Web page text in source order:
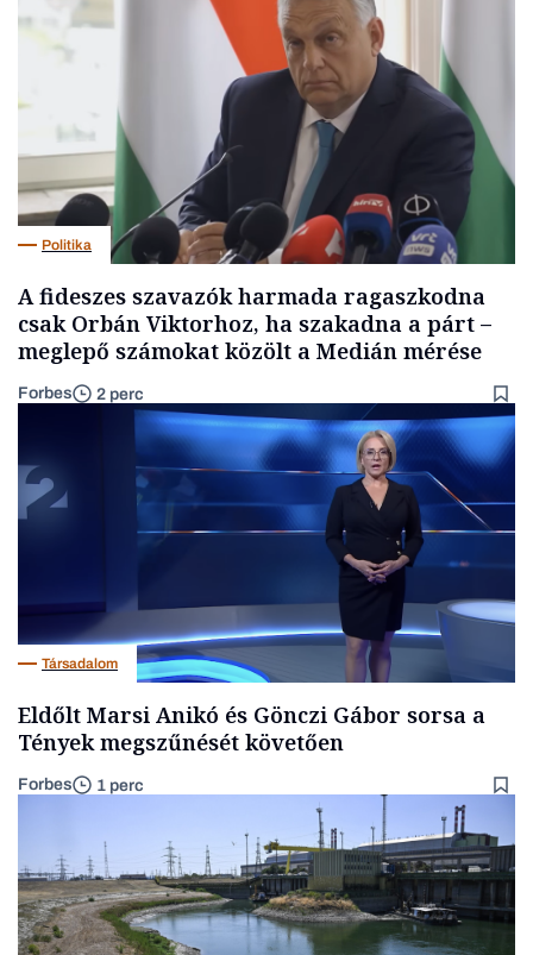
Politika
A fideszes szavazók harmada ragaszkodna
csak Orbán Viktorhoz, ha szakadna a párt –
meglepő számokat közölt a Medián mérése
Forbes 2 perc
Társadalom
Eldőlt Marsi Anikó és Gönczi Gábor sorsa a
Tények megszűnését követően
Forbes 1 perc